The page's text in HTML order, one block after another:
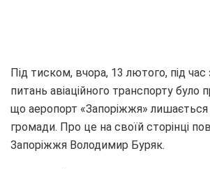
Під тиском, вчора, 13 лютого, під час
питань авіаційного транспорту було
що аеропорт «Запоріжжя» лишається
громади. Про це на своїй сторінці
Запоріжжя Володимир Буряк.